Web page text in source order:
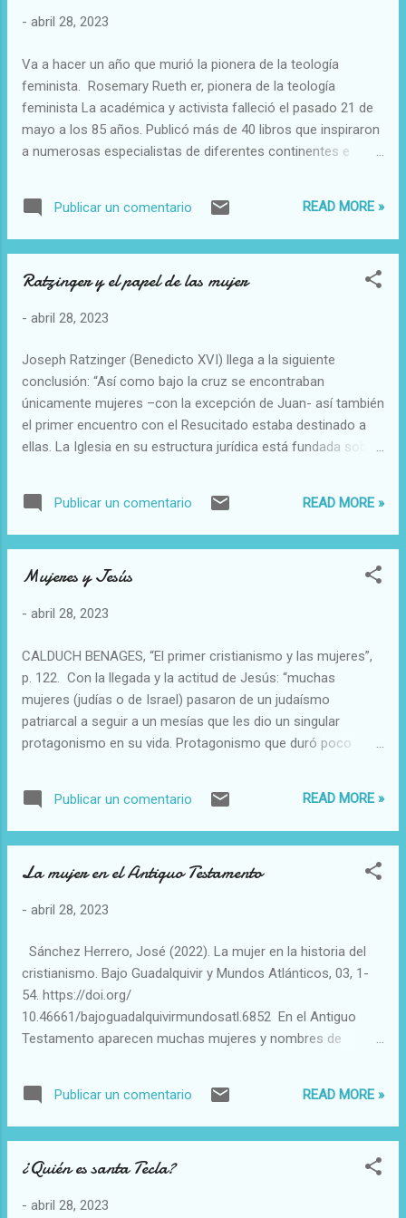
está ya presente en todas partes: no se puede entender que
sentido de la misión o envío del Espíritu Santo ha recibido
diversas explicaciones en teología, pero creo que la más
sencilla y profunda es la d...
- abril 28, 2023
Va a hacer un año que murió la pionera de la teología
feminista. Rosemary Rueth er, pionera de la teología
feminista La académica y activista falleció el pasado 21 de
mayo a los 85 años. Publicó más de 40 libros que inspiraron
a numerosas especialistas de diferentes continentes e
experiencia de orfandad por el fallecimiento de la intelectual
estadounidense Rosemary Radford Ruether el pasado 21 de
las pensadoras más reconocidas e influyentes en el
católica y de padre episcopal, tuvo una educación familiar
interdisciplinar. Realizó estudios clásicos y obtuvo el
doctorado en teología con una tesis de patrística sobre el
Padre de la Iglesia San Gregorio Nacianceno. Supo
compaginar armónicamente...
Publicar un comentario READ MORE »
Ratzinger y el papel de las mujer
- abril 28, 2023
Joseph Ratzinger (Benedicto XVI) llega a la siguiente
conclusión: “Así como bajo la cruz se encontraban
únicamente mujeres –con la excepción de Juan- así también
el primer encuentro con el Resucitado estaba destinado a
ellas. La Iglesia en su estructura jurídica está fundada sobre
eclesiástica son siempre las mujeres las que abren la puerta
al Señor, lo acompañan hasta el pie de la cruz y se lo pueden
encontrar también como resucitado”. RATZINGER, Joseph.
Resurrección. Madrid: 2011, p. 247.
Publicar un comentario READ MORE »
Mujeres y Jesús
- abril 28, 2023
CALDUCH BENAGES, “El primer cristianismo y las mujeres”,
p. 122. Con la llegada y la actitud de Jesús: “muchas
mujeres (judías o de Israel) pasaron de un judaísmo
patriarcal a seguir a un mesías que les dio un singular
protagonismo en su vida. Protagonismo que duró poco
Publicar un comentario READ MORE »
La mujer en el Antiguo Testamento
- abril 28, 2023
Sánchez Herrero, José (2022). La mujer en la historia del
cristianismo. Bajo Guadalquivir y Mundos Atlánticos, 03, 1-
54. https://doi.org/
10.46661/bajoguadalquivirmundosatl.6852 En el Antiguo
Testamento aparecen muchas mujeres y nombres de
veintitrés reales y tres ficticias que pensamos representan
los diferentes tipos de mujeres. En el comienzo está Eva,
quien indujo a Adán a comer del árbol del bien y del mal y ser
predominante: la mujer esposa legítima y madre como lo
como Raquel, o el de esclava o sierva convertidas en
Publicar un comentario READ MORE »
¿Quién es santa Tecla?
- abril 28, 2023